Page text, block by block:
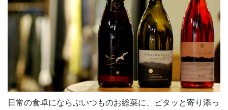
日常の食卓にならぶいつものお総菜に、ピタッと寄り添っ